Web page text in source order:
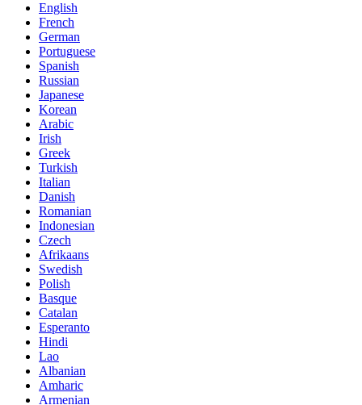
English
French
German
Portuguese
Spanish
Russian
Japanese
Korean
Arabic
Irish
Greek
Turkish
Italian
Danish
Romanian
Indonesian
Czech
Afrikaans
Swedish
Polish
Basque
Catalan
Esperanto
Hindi
Lao
Albanian
Amharic
Armenian